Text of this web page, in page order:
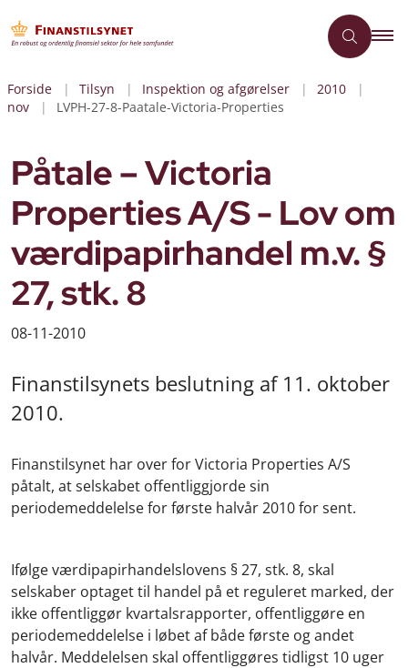
Forside Tilsyn Inspektion og afgørelser
2010
nov
LVPH-27-8-Paatale-Victoria-Properties
Påtale – Victoria
Properties A/S - Lov om
værdipapirhandel m.v. §
27, stk. 8
08-11-2010
Finanstilsynets beslutning af 11. oktober
2010.
Finanstilsynet har over for Victoria Properties A/S
påtalt, at selskabet offentliggjorde sin
periodemeddelelse for første halvår 2010 for sent.
Ifølge værdipapirhandelslovens § 27, stk. 8, skal
selskaber optaget til handel på et reguleret marked, der
ikke offentliggør kvartalsrapporter, offentliggøre en
periodemeddelelse i løbet af både første og andet
halvår. Meddelelsen skal offentliggøres tidligst 10 uger